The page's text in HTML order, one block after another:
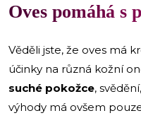
Oves pomáhá s
Věděli jste, že oves má
účinky na různá kožní
suché pokožce,
výhody má ovšem